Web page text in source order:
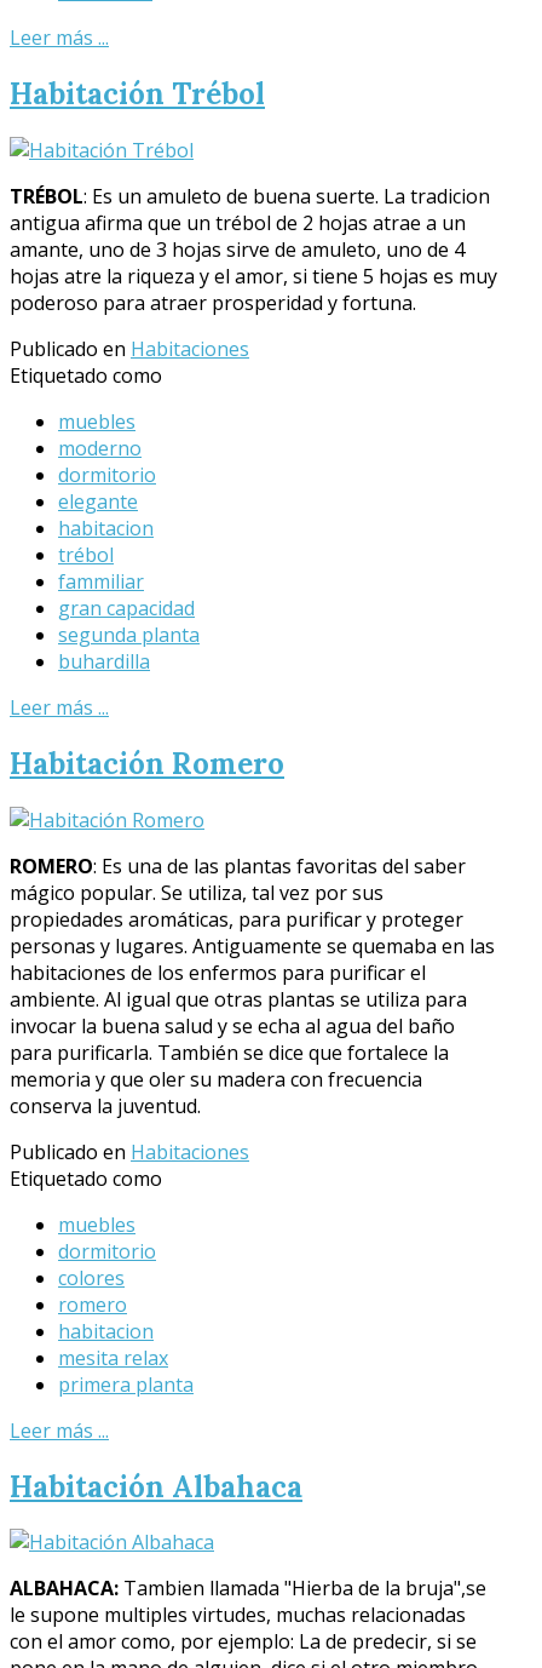
Leer más ...
Habitación Trébol
TRÉBOL: Es un amuleto de buena suerte. La tradicion
antigua afirma que un trébol de 2 hojas atrae a un
amante, uno de 3 hojas sirve de amuleto, uno de 4
hojas atre la riqueza y el amor, si tiene 5 hojas es muy
poderoso para atraer prosperidad y fortuna.
Publicado en Habitaciones
Etiquetado como
muebles
moderno
dormitorio
elegante
habitacion
trébol
fammiliar
gran capacidad
segunda planta
buhardilla
Leer más ...
Habitación Romero
ROMERO: Es una de las plantas favoritas del saber
mágico popular. Se utiliza, tal vez por sus
propiedades aromáticas, para purificar y proteger
personas y lugares. Antiguamente se quemaba en las
habitaciones de los enfermos para purificar el
ambiente. Al igual que otras plantas se utiliza para
invocar la buena salud y se echa al agua del baño
para purificarla. También se dice que fortalece la
memoria y que oler su madera con frecuencia
conserva la juventud.
Publicado en Habitaciones
Etiquetado como
muebles
dormitorio
colores
romero
habitacion
mesita relax
primera planta
Leer más ...
Habitación Albahaca
ALBAHACA: Tambien llamada "Hierba de la bruja",se
le supone multiples virtudes, muchas relacionadas
con el amor como, por ejemplo: La de predecir, si se